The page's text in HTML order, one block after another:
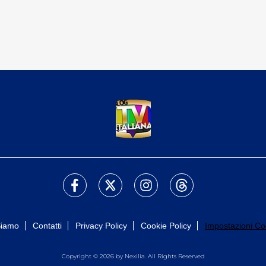
Contatti Privacy Policy Cookie Policy Impostazioni
Copyright © 2026 by Nexilia. All Rights Reserved